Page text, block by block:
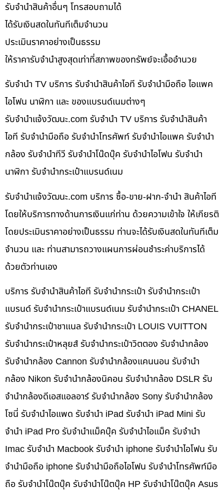
รับจำนำสินค้าอื่นๆ โทรสอบถามได้
ได้รับเงินสดในทันทีเต็มจำนวน
ประเมินราคาอย่างเป็นธรรม
ให้ราคารับจำนำสูงสุดเท่าที่สภาพของทรัพย์จะเอื้ออำนวย
รับจำนำ TV บริการ รับจำนำสินค้าไอที รับจำนำมือถือ ไอแพค
ไอโฟน นาฬิกา และ ของแบรนด์เนมต่างๆ
รับจํานําแจ้งวัฒนะ.com รับจำนำ TV บริการ รับจำนำสินค้า
ไอที รับจำนำมือถือ รับจำนำโทรศัพท์ รับจำนำไอแพค รับจำนำ
กล้อง รับจำนำทีวี รับจำนำโน๊ดบุ๊ค รับจำนำไอโฟน รับจำนำ
นาฬิกา รับจำนำกระเป๋าแบรนด์เนม
รับจํานําแจ้งวัฒนะ.com บริการ ซื้อ-ขาย-ฝาก-จำนำ สินค้าไอที
โดยให้บริการทางด้านการเงินแก่ท่าน ด้วยความเข้าใจ ให้เกียรติ
โดยประเมินราคาอย่างเป็นธรรม ท่านจะได้รับเงินสดในทันทีเต็ม
จำนวน และ ท่านสามารถวางแผนการผ่อนชำระค่าบริการได้
ด้วยตัวท่านเอง
บริการ รับจำนำสินค้าไอที รับจำนำกระเป๋า รับจำนำกระเป๋า
แบรนด์ รับจำนำกระเป๋าแบรนด์เนม รับจำนำกระเป๋า CHANEL
รับจำนำกระเป๋าชาแนล รับจำนำกระเป๋า LOUIS VUITTON
รับจำนำกระเป๋าหลุยส์ รับจำนำกระเป๋าวิตตอง รับจำนำกล้อง
รับจำนำกล้อง Cannon รับจำนำกล้องแคนนอน รับจำนำ
กล้อง Nikon รับจำนำกล้องนิคอน รับจำนำกล้อง DSLR รับ
จำนำกล้องดีเอสแอลอาร์ รับจำนำกล้อง Sony รับจำนำกล้อง
โซนี่ รับจำนำไอแพด รับจำนำ iPad รับจำนำ iPad Mini รับ
จำนำ iPad Pro รับจำนำแม็คบุ๊ค รับจำนำไอแม็ค รับจำนำ
Imac รับจำนำ Macbook รับจำนำ iphone รับจำนำไอโฟน รับ
จำนำมือถือ iphone รับจำนำมือถือไอโฟน รับจำนำโทรศัพท์มือ
ถือ รับจำนำโน๊ตบุ๊ค รับจำนำโน๊ตบุ๊ค HP รับจำนำโน๊ตบุ๊ค Asus